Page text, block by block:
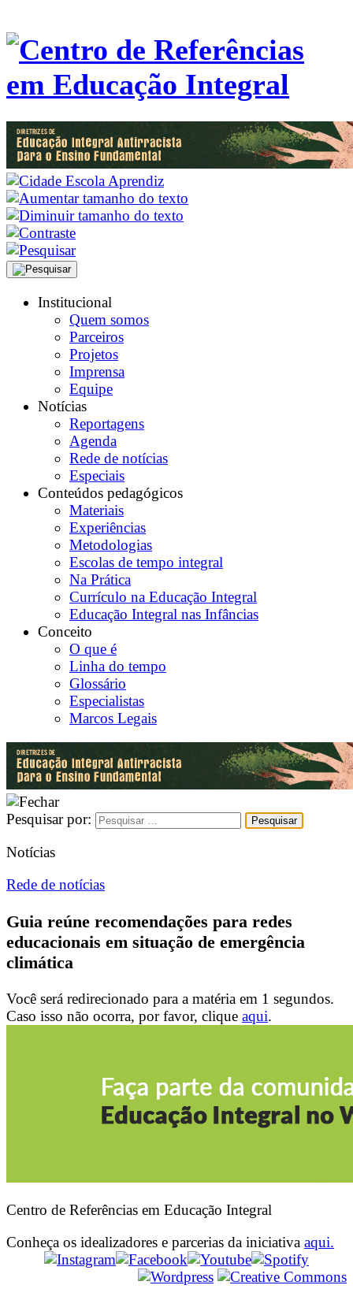
Institucional
Quem somos
Parceiros
Projetos
Imprensa
Equipe
Notícias
Reportagens
Agenda
Rede de notícias
Especiais
Conteúdos pedagógicos
Materiais
Experiências
Metodologias
Escolas de tempo integral
Na Prática
Currículo na Educação Integral
Educação Integral nas Infâncias
Conceito
O que é
Linha do tempo
Glossário
Especialistas
Marcos Legais
Pesquisar por:
Notícias
Rede de notícias
Guia reúne recomendações para redes
educacionais em situação de emergência
climática
Você será redirecionado para a matéria em 1 segundos.
Caso isso não ocorra, por favor, clique aqui.
Centro de Referências em Educação Integral
Conheça os idealizadores e parcerias da iniciativa aqui.